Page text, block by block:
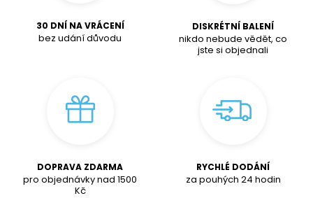
30 DNÍ NA VRÁCENÍ
bez udání důvodu
DISKRÉTNÍ BALENÍ
nikdo nebude vědět, co
jste si objednali
DOPRAVA ZDARMA
pro objednávky nad 1500
Kč
RYCHLÉ DODÁNÍ
za pouhých 24 hodin